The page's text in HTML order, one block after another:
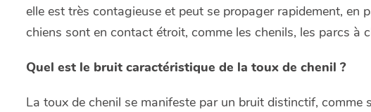
elle est très contagieuse et peut se propager rapidement, en
chiens sont en contact étroit, comme les chenils, les parcs à
Quel est le bruit caractéristique de la toux de chenil ?
La toux de chenil se manifeste par un bruit distinctif, comme